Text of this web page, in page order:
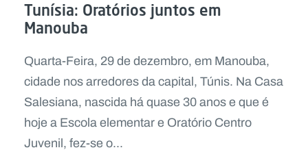
Tunísia: Oratórios juntos em
Manouba
Quarta-Feira, 29 de dezembro, em Manouba,
cidade nos arredores da capital, Túnis. Na Casa
Salesiana, nascida há quase 30 anos e que é
hoje a Escola elementar e Oratório Centro
Juvenil, fez-se o...